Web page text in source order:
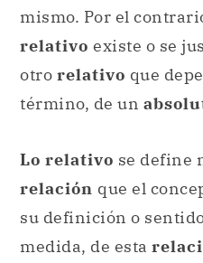
mismo. Por el
relativo existe o se
otro relativo que
término, de un
Lo relativo se define
relación que el
su definición o
medida, de esta